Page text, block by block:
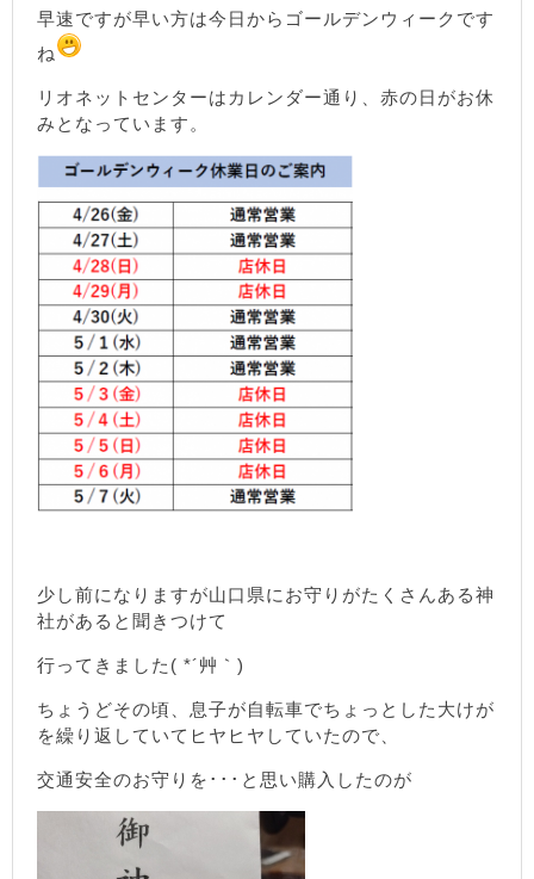
早速ですが早い方は今日からゴールデンウィークです
ね
リオネットセンターはカレンダー通り、赤の日がお休
みとなっています。
少し前になりますが山口県にお守りがたくさんある神
社があると聞きつけて
行ってきました( *´艸｀)
ちょうどその頃、息子が自転車でちょっとした大けが
を繰り返していてヒヤヒヤしていたので、
交通安全のお守りを･･･と思い購入したのが